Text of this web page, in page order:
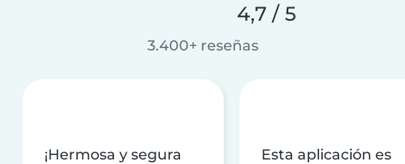
4,7 / 5
3.400+ reseñas
¡Hermosa y segura
Esta aplicación es